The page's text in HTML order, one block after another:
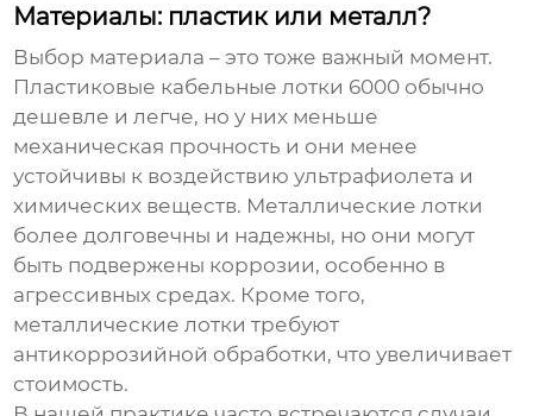
Материалы: пластик или металл?
Выбор материала – это тоже важный момент.
Пластиковые кабельные лотки 6000 обычно
дешевле и легче, но у них меньше
механическая прочность и они менее
устойчивы к воздействию ультрафиолета и
химических веществ. Металлические лотки
более долговечны и надежны, но они могут
быть подвержены коррозии, особенно в
агрессивных средах. Кроме того,
металлические лотки требуют
антикоррозийной обработки, что увеличивает
стоимость.